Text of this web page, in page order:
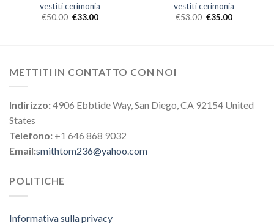
vestiti cerimonia
€50.00 €33.00
vestiti cerimonia
€53.00 €35.00
METTITI IN CONTATTO CON NOI
Indirizzo:4906 Ebbtide Way, San Diego, CA 92154 United
States
Telefono: +1 646 868 9032
Email:smithtom236@yahoo.com
POLITICHE
Informativa sulla privacy